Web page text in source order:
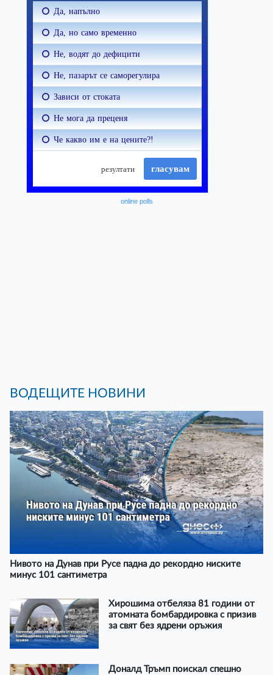
online polls
ВОДЕЩИТЕ НОВИНИ
Нивото на Дунав при Русе падна до рекордно ниските
минус 101 сантиметра
Хирошима отбеляза 81 години от
атомната бомбардировка с призив
за свят без ядрени оръжия
Доналд Тръмп поискал спешно